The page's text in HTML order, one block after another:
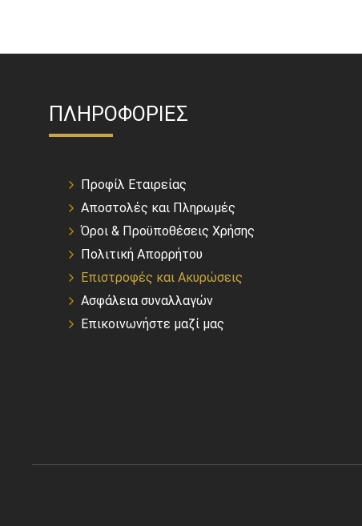
ΠΛΗΡΟΦΟΡΙΕΣ
Προφίλ Εταιρείας
Αποστολές και Πληρωμές
Όροι & Προϋποθέσεις Χρήσης
Πολιτική Απορρήτου
Επιστροφές και Ακυρώσεις
Ασφάλεια συναλλαγών
Επικοινωνήστε μαζί μας